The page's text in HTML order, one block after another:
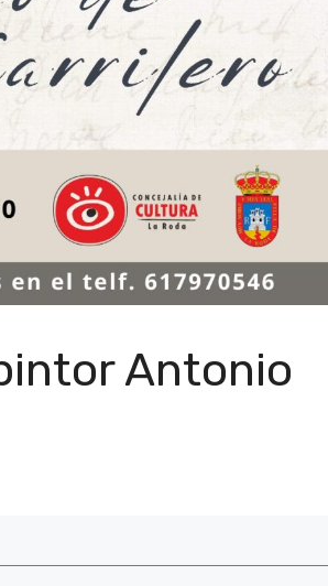
Antonio